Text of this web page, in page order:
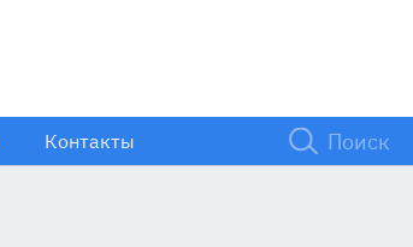
Контакты